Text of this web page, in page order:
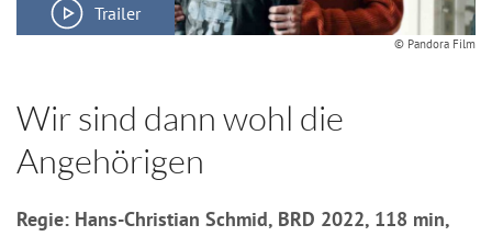
Trailer
© Pandora Film
Wir sind dann wohl die
Angehörigen
Regie: Hans-Christian Schmid, BRD 2022, 118 min,